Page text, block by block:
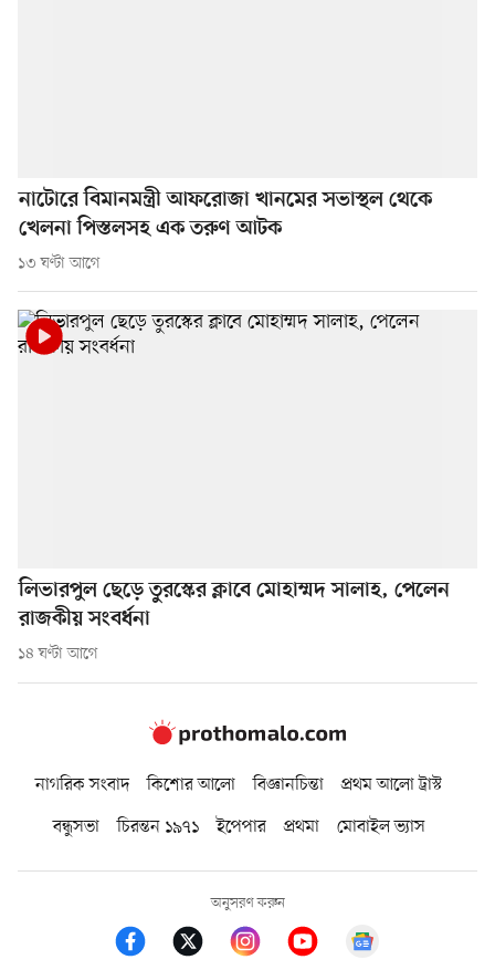
নাটোরে বিমানমন্ত্রী আফরোজা খানমের সভাস্থল থেকে
খেলনা পিস্তলসহ এক তরুণ আটক
১৩ ঘণ্টা আগে
লিভারপুল ছেড়ে তুরস্কের ক্লাবে মোহাম্মদ সালাহ, পেলেন
রাজকীয় সংবর্ধনা
১৪ ঘণ্টা আগে
নাগরিক সংবাদ কিশোর আলো বিজ্ঞানচিন্তা
প্রথম আলো ট্রাস্ট
বন্ধুসভা
চিরন্তন ১৯৭১ ইপেপার প্রথমা মোবাইল ভ্যাস
অনুসরণ করুন